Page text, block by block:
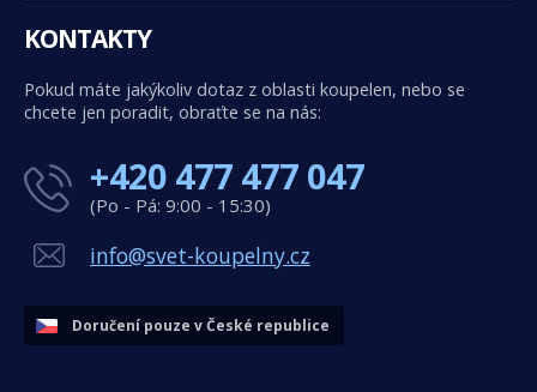
KONTAKTY
Pokud máte jakýkoliv dotaz z oblasti koupelen, nebo se
chcete jen poradit, obraťte se na nás:
+420 477 477 047
(Po - Pá: 9:00 - 15:30)
info@svet-koupelny.cz
Doručení pouze v České republice